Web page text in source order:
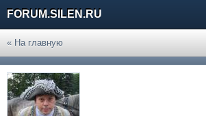
FORUM.SILEN.RU
« На главную